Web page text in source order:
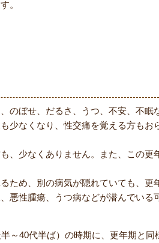
。
のぼせ、だるさ、うつ、不安、不
少なくなり、性交痛を覚える方も
、少なくありません。また、この
ため、別の病気が隠れていても、
悪性腫瘍、うつ病などが潜んでい
～40代半ば）の時期に、更年期と